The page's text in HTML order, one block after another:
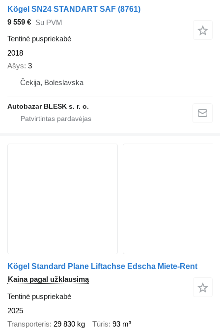
Kögel SN24 STANDART SAF (8761)
9 559 € Su PVM
Tentinė puspriekabė
2018
Ašys 3
Čekija, Boleslavska
Autobazar BLESK s. r. o.
Kögel Standard Plane Liftachse Edscha Miete-Rent
Kaina pagal užklausimą
Tentinė puspriekabė
2025
Transporteris 29 830 kg Tūris 93 m³